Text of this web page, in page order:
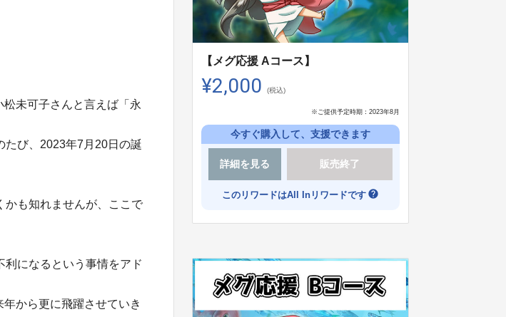
未可子さんと言えば「永
たび、2023年7月20日の誕
かも知れませんが、ここで
になるという事情をアド
から更に飛躍させていき
【メグ応援 Aコース】
¥2,000 (税込)
※ご提供予定時期： 2023年8月
今すぐ購入して、支援できます
詳細を見る 販売終了
このリワードはAll Inリワードです help